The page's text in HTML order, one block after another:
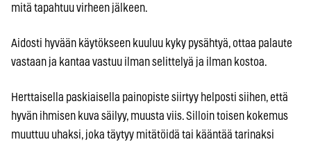
mitä tapahtuu virheen jälkeen.
Aidosti hyvään käytökseen kuuluu kyky pysähtyä, ottaa palaute
vastaan ja kantaa vastuu ilman selittelyä ja ilman kostoa.
Herttaisella paskiaisella painopiste siirtyy helposti siihen, että
hyvän ihmisen kuva säilyy, muusta viis. Silloin toisen kokemus
muuttuu uhaksi, joka täytyy mitätöidä tai kääntää tarinaksi